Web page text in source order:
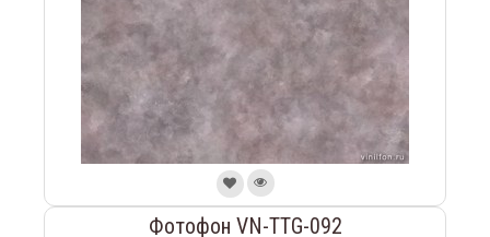
Фотофон VN-TTG-092